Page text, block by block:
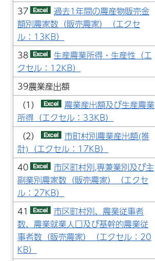
37
過去1年間の農産物販売金
額別農家数（販売農家）（エクセ
ル：13KB）
38
生産農業所得・生産性（エ
クセル：12KB）
39農業産出額
（1）
農業産出額及び生産農業
所得（エクセル：33KB）
（2）
市町村別農業産出額(推
計)（エクセル：17KB）
40
市区町村別,専兼業別及び主
副業別農家数（販売農家）（エクセ
ル：27KB）
41
市区町村別、農業従事者
数、農業就業人口及び基幹的農業従
事者数（販売農家）（エクセル：20
KB）